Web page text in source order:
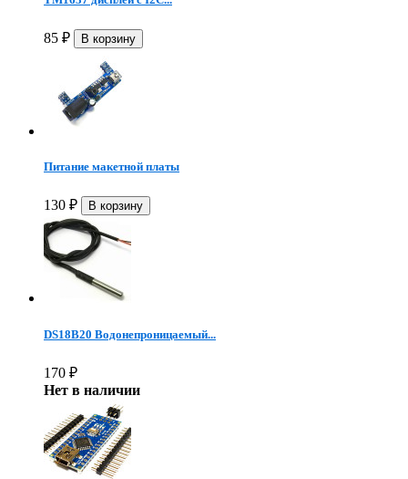
85 ₽
Питание макетной платы
130 ₽
DS18B20 Водонепроницаемый...
170 ₽
Нет в наличии